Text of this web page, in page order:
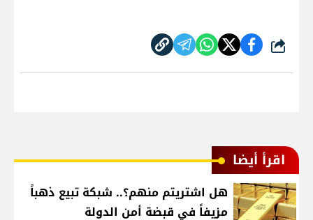
شارك
اقرأ أيضا
هل اشتريتم منهم؟.. شبكة تبيع ذهباً
مزيفاً في قبضة أمن الدولة